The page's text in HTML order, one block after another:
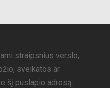
straipsnius verslo,
sveikatos ar
šį puslapio adresą: